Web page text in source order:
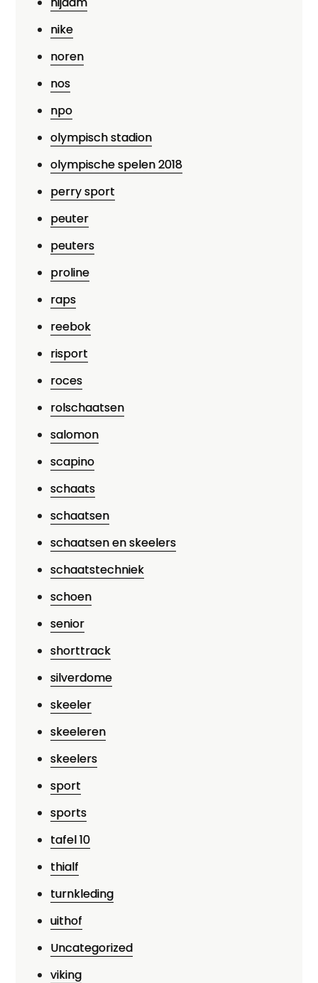
nike
noren
nos
npo
olympisch stadion
olympische spelen 2018
perry sport
peuter
peuters
proline
raps
reebok
risport
roces
rolschaatsen
salomon
scapino
schaats
schaatsen
schaatsen en skeelers
schaatstechniek
schoen
senior
shorttrack
silverdome
skeeler
skeeleren
skeelers
sport
sports
tafel 10
thialf
turnkleding
uithof
Uncategorized
viking